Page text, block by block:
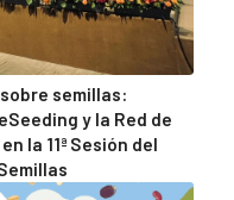
semillas:
y la Red de
la 11ª Sesión del